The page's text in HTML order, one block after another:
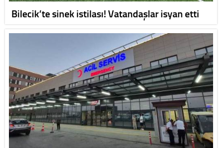
Bilecik’te sinek istilası! Vatandaşlar isyan etti